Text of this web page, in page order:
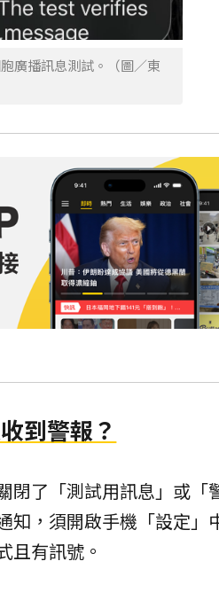
廣播訊息測試。（圖／東
到警報？
了「測試用訊息」或「
知，須開啟手機「設定」
且有訊號。